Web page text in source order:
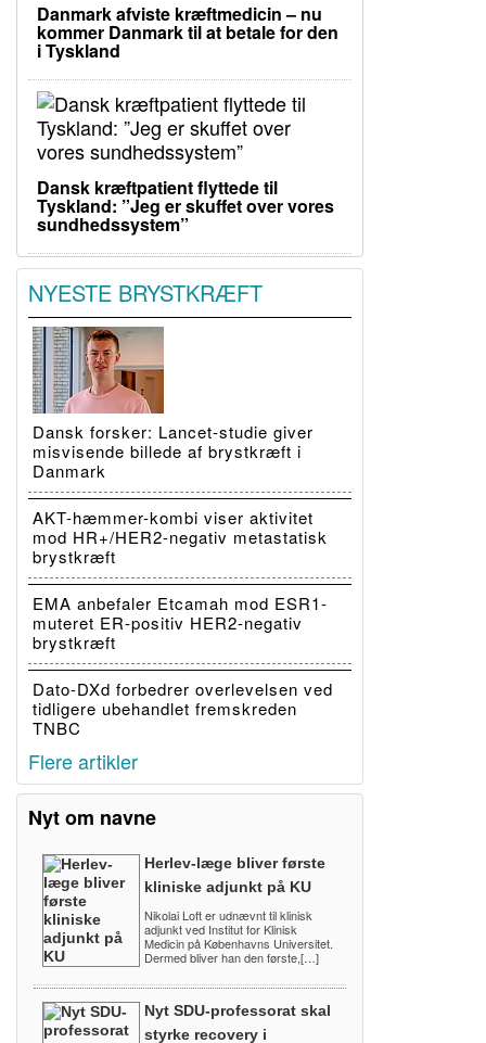
Danmark afviste kræftmedicin – nu
kommer Danmark til at betale for den
i Tyskland
Dansk kræftpatient flyttede til
Tyskland: ”Jeg er skuffet over vores
sundhedssystem”
NYESTE BRYSTKRÆFT
Dansk forsker: Lancet-studie giver
misvisende billede af brystkræft i
Danmark
AKT-hæmmer-kombi viser aktivitet
mod HR+/HER2-negativ metastatisk
brystkræft
EMA anbefaler Etcamah mod ESR1-
muteret ER-positiv HER2-negativ
brystkræft
Dato-DXd forbedrer overlevelsen ved
tidligere ubehandlet fremskreden
TNBC
Flere artikler
Nyt om navne
Herlev-læge bliver første
kliniske adjunkt på KU
Nikolai Loft er udnævnt til klinisk
adjunkt ved Institut for Klinisk
Medicin på Københavns Universitet.
Dermed bliver han den første,[…]
Nyt SDU-professorat skal
styrke recovery i